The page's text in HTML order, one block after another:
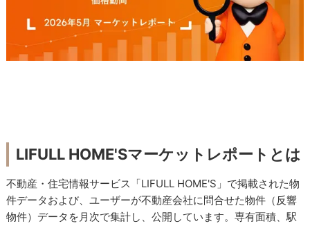
LIFULL HOME'Sマーケットレポートとは
不動産・住宅情報サービス「LIFULL HOME'S」で掲載された物
件データおよび、ユーザーが不動産会社に問合せた物件（反響
物件）データを月次で集計し、公開しています。専有面積、駅